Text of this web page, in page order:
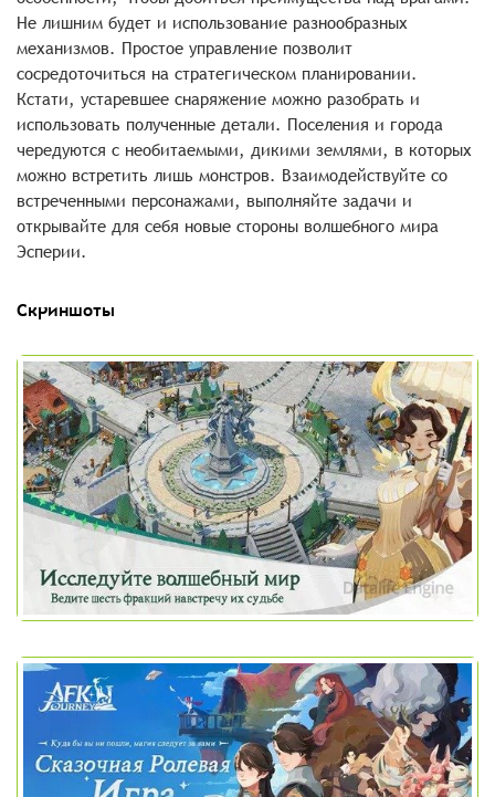
Не лишним будет и использование разнообразных
механизмов. Простое управление позволит
сосредоточиться на стратегическом планировании.
Кстати, устаревшее снаряжение можно разобрать и
использовать полученные детали. Поселения и города
чередуются с необитаемыми, дикими землями, в которых
можно встретить лишь монстров. Взаимодействуйте со
встреченными персонажами, выполняйте задачи и
открывайте для себя новые стороны волшебного мира
Эсперии.
Скриншоты